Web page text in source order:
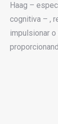
Haag –
cognitiva – ,
impulsionar